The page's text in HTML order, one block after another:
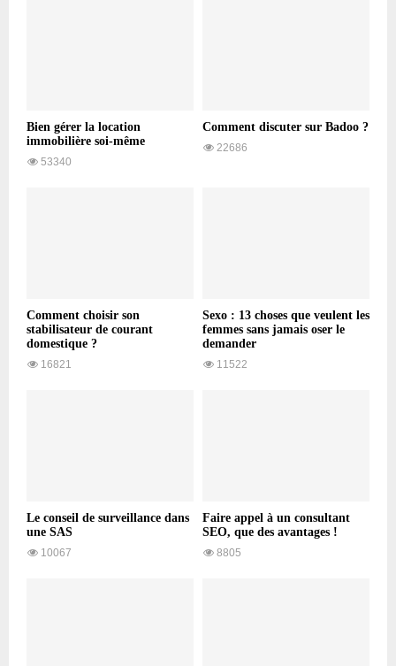
Bien gérer la location
immobilière soi-même
53340
Comment discuter sur Badoo ?
22686
Comment choisir son
stabilisateur de courant
domestique ?
16821
Sexo : 13 choses que veulent les
femmes sans jamais oser le
demander
11522
Le conseil de surveillance dans
une SAS
10067
Faire appel à un consultant
SEO, que des avantages !
8805